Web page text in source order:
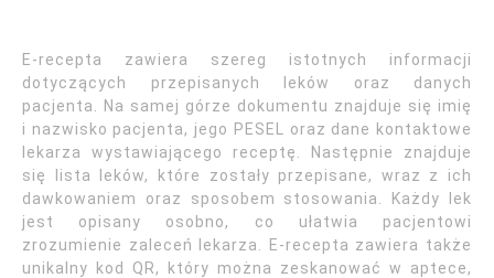
E-recepta zawiera szereg istotnych informacji
dotyczących przepisanych leków oraz danych
pacjenta. Na samej górze dokumentu znajduje się imię
i nazwisko pacjenta, jego PESEL oraz dane kontaktowe
lekarza wystawiającego receptę. Następnie znajduje
się lista leków, które zostały przepisane, wraz z ich
dawkowaniem oraz sposobem stosowania. Każdy lek
jest opisany osobno, co ułatwia pacjentowi
zrozumienie zaleceń lekarza. E-recepta zawiera także
unikalny kod QR, który można zeskanować w aptece,